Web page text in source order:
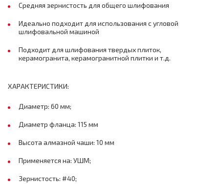
Средняя зернистость для общего шлифования
Идеально подходит для использования с угловой
шлифовальной машиной
Подходит для шлифования твердых плиток,
керамогранита, керамогранитной плитки и т.д.
ХАРАКТЕРИСТИКИ:
Диаметр: 60 мм;
Диаметр фланца: 115 мм
Высота алмазной чаши: 10 мм
Применяется на: УШМ;
Зернистость: #40;